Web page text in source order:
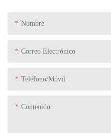
Nombre
Correo Electrónico
Teléfono/Móvil
Contenido